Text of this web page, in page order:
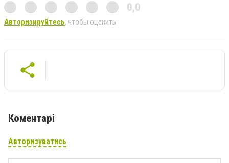
0,0
Авторизируйтесь, чтобы оценить
Коментарі
Авторизуватись